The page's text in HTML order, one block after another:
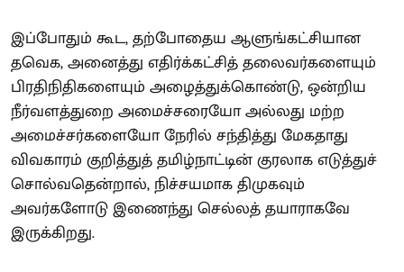
இப்போதும் கூட, தற்போதைய ஆளுங்கட்சியான
தவெக, அனைத்து எதிர்க்கட்சித் தலைவர்களையும்
பிரதிநிதிகளையும் அழைத்துக்கொண்டு, ஒன்றிய
நீர்வளத்துறை அமைச்சரையோ அல்லது மற்ற
அமைச்சர்களையோ நேரில் சந்தித்து மேகதாது
விவகாரம் குறித்துத் தமிழ்நாட்டின் குரலாக எடுத்துச்
சொல்வதென்றால், நிச்சயமாக திமுகவும்
அவர்களோடு இணைந்து செல்லத் தயாராகவே
இருக்கிறது.